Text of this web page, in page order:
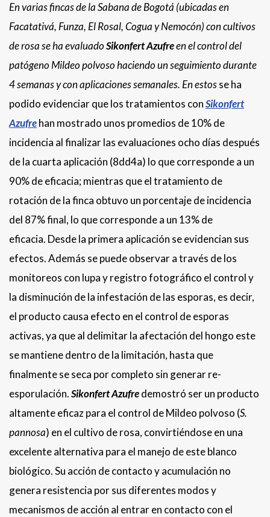
En varias fincas de la Sabana de Bogotá (ubicadas en
Facatativá, Funza, El Rosal, Cogua y Nemocón) con cultivos
de rosa se ha evaluadoSikonfert Azufreen el control del
patógeno Mildeo polvoso haciendo un seguimiento durante
4 semanas y con aplicaciones semanales. En estosse ha
podido evidenciar que los tratamientos conSikonfert
Azufrehan mostrado unos promedios de 10% de
incidencia al finalizar las evaluaciones ocho días después
de la cuarta aplicación (8dd4a) lo que corresponde a un
90% de eficacia; mientras que el tratamiento de
rotación de la finca obtuvo un porcentaje de incidencia
del 87% final, lo que corresponde a un 13% de
eficacia. Desde la primera aplicación se evidencian sus
efectos. Además se puede observar a través de los
monitoreos con lupa y registro fotográfico el control y
la disminución de la infestación de las esporas, es decir,
el producto causa efecto en el control de esporas
activas, ya que al delimitar la afectación del hongo este
se mantiene dentro de la limitación, hasta que
finalmente se seca por completo sin generar re-
esporulación.Sikonfert Azufredemostró ser un producto
altamente eficaz para el control de Mildeo polvoso (S.
pannosa) en el cultivo de rosa, convirtiéndose en una
excelente alternativa para el manejo de este blanco
biológico. Su acción de contacto y acumulación no
genera resistencia por sus diferentes modos y
mecanismos de acción al entrar en contacto con el